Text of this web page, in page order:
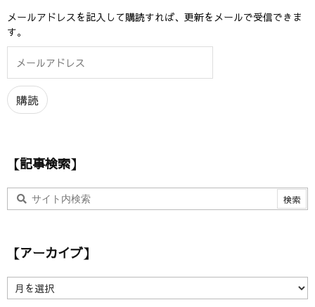
メールアドレスを記入して購読すれば、更新をメールで受信できま
す。
ル
ア
ド
購読
【記事検索】
【アーカイブ】
ア